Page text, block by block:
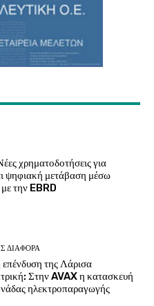
χρηματοδοτήσεις για
ψηφιακή μετάβαση μέσω
την EBRD
ΔΙΆΦΟΡΑ
της Λάρισα
Στην AVAX η κατασκευή
ηλεκτροπαραγωγής